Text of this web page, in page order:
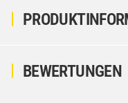
BEWERTUNGEN